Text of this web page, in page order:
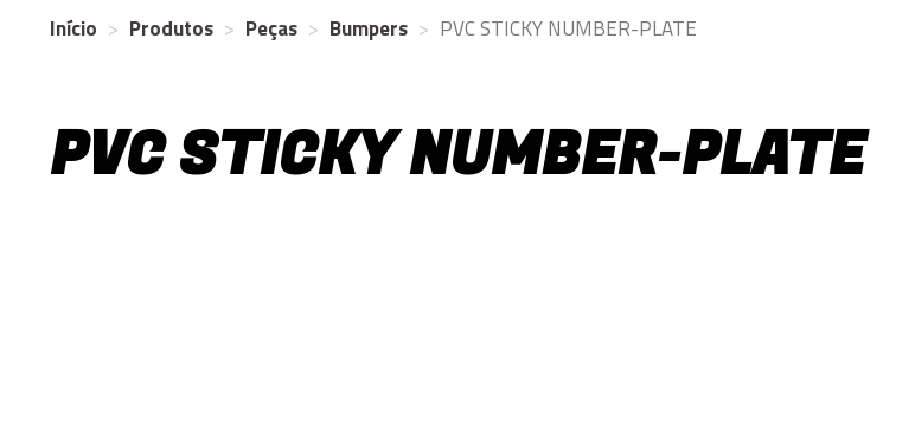
Início Produtos Peças Bumpers PVC STICKY NUMBER-PLATE
PVC STICKY NUMBER-PLATE